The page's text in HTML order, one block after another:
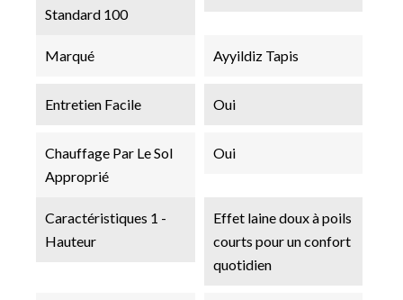
Standard 100
Marqué Ayyildiz Tapis
Entretien Facile Oui
Chauffage Par Le Sol
Approprié
Oui
Caractéristiques 1 -
Hauteur
Effet laine doux à poils
courts pour un confort
quotidien